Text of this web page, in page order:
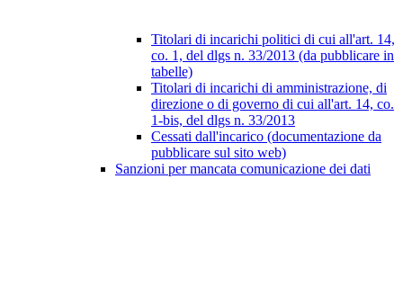
Titolari di incarichi politici di cui all'art. 14,
co. 1, del dlgs n. 33/2013 (da pubblicare in
tabelle)
Titolari di incarichi di amministrazione, di
direzione o di governo di cui all'art. 14, co.
1-bis, del dlgs n. 33/2013
Cessati dall'incarico (documentazione da
pubblicare sul sito web)
Sanzioni per mancata comunicazione dei dati